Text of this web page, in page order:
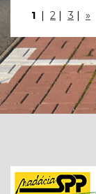
1 | 2 | 3 | »